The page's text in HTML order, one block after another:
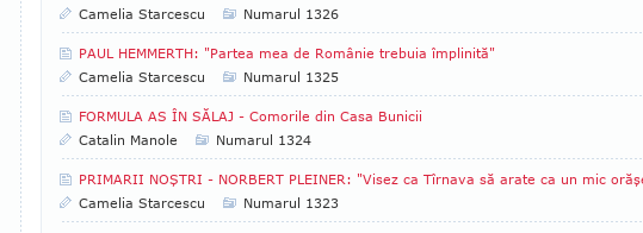
Camelia Starcescu
Numarul 1326
PAUL HEMMERTH: "Partea mea de Românie trebuia împlinită"
Camelia Starcescu
Numarul 1325
FORMULA AS ÎN SĂLAJ - Comorile din Casa Bunicii
Catalin Manole
Numarul 1324
PRIMARII NOŞTRI - NORBERT PLEINER: "Visez ca Tîrnava să arate ca un mic
Camelia Starcescu
Numarul 1323